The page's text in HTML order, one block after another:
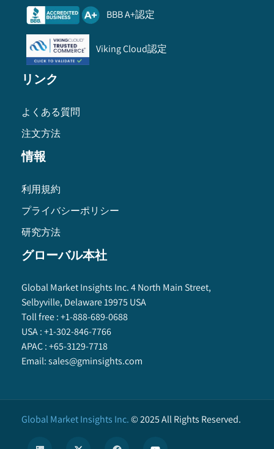
BBB A+認定
Viking Cloud認定
リンク
よくある質問
注文方法
情報
利用規約
プライバシーポリシー
研究方法
グローバル本社
Global Market Insights Inc. 4 North Main Street,
Selbyville, Delaware 19975 USA
Toll free :+1-888-689-0688
USA :+1-302-846-7766
APAC :+65-3129-7718
Email:sales@gminsights.com
Global Market Insights Inc.©2025All Rights Reserved.